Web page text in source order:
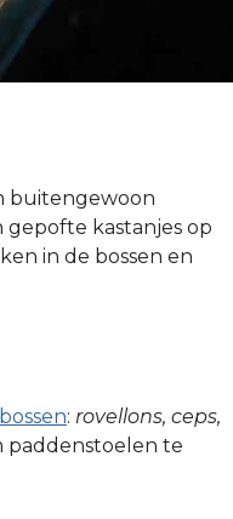
buitengewoon
kastanjes op
in de bossen en
: rovellons, ceps,
paddenstoelen te